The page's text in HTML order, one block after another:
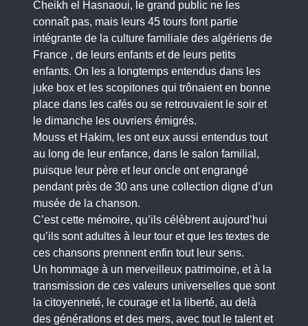
Cheikh el Hasnaoui, le grand public ne les
connaît pas, mais leurs 45 tours font partie
intégrante de la culture familiale des algériens de
France , de leurs enfants et de leurs petits
enfants. On les a longtemps entendus dans les
juke box et les scopitones qui trônaient en bonne
place dans les cafés ou se retrouvaient le soir et
le dimanche les ouvriers émigrés.
Mouss et Hakim, les ont eux aussi entendus tout
au long de leur enfance, dans le salon familial,
puisque leur père et leur oncle ont engrangé
pendant près de 30 ans une collection digne d’un
musée de la chanson.
C’est cette mémoire, qu’ils célèbrent aujourd’hui
qu’ils sont adultes à leur tour et que les textes de
ces chansons prennent enfin tout leur sens.
Un hommage à un merveilleux patrimoine, et à la
transmission de ces valeurs universelles que sont
la citoyenneté, le courage et la liberté, au delà
des générations et des mers, avec tout le talent et